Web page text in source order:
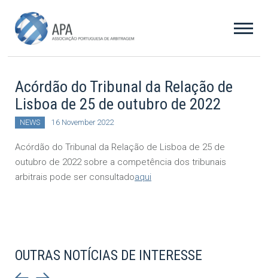
Acórdão do Tribunal da Relação de
Lisboa de 25 de outubro de 2022
NEWS 16 November 2022
Acórdão do Tribunal da Relação de Lisboa de 25 de
outubro de 2022 sobre a competência dos tribunais
arbitrais pode ser consultadoaqui
OUTRAS NOTÍCIAS DE INTERESSE